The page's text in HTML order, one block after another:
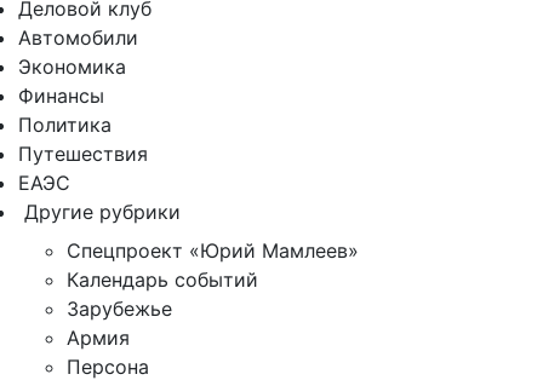
Деловой клуб
Автомобили
Экономика
Финансы
Политика
Путешествия
ЕАЭС
Другие рубрики
Спецпроект «Юрий Мамлеев»
Календарь событий
Зарубежье
Армия
Персона